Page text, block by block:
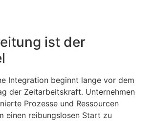
ist der
Integration beginnt lange vor dem
der Zeitarbeitskraft. Unternehmen
Prozesse und Ressourcen
einen reibungslosen Start zu